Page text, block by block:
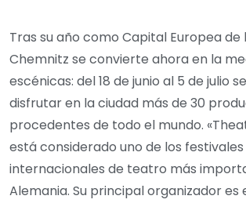
Tras su año como Capital Europea de
Chemnitz se convierte ahora en la
escénicas: del 18 de junio al 5 de julio
disfrutar en la ciudad más de 30
procedentes de todo el mundo.
está considerado uno de los festivales
internacionales de teatro más
Alemania. Su principal organizador es